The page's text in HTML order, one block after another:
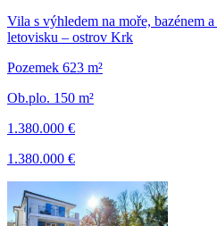
Vila s výhledem na moře, bazénem
letovisku – ostrov Krk
Pozemek 623 m²
Ob.plo. 150 m²
1.380.000 €
1.380.000 €